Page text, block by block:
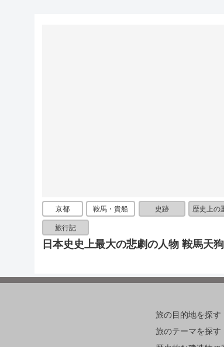
京都 鞍馬・貴船 史跡 歴史上の
旅行記
日本史史上最大の悲劇の人物 鞍馬天
旅の目的地を探す
旅のテーマを探す